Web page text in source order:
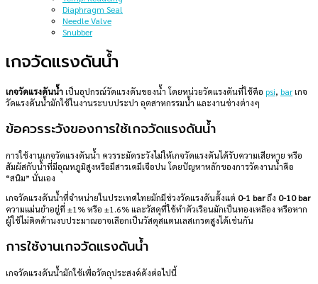
Diaphragm Seal
Needle Valve
Snubber
เกจวัดแรงดันน้ำ
เกจวัดแรงดันน้ำเป็นอุปกรณ์วัดแรงดันของน้ำ โดยหน่วยวัดแรงดันที่ใช้คือ psi, barเกจ
วัดแรงดันน้ำมักใช้ในงานระบบประปา อุตสาหกรรมน้ำ และงานช่างต่างๆ
ข้อควรระวังของการใช้เกจวัดแรงดันน้ำ
การใช้งานเกจวัดแรงดันน้ำ ควรระมัดระวังไม่ให้เกจวัดแรงดันได้รับความเสียหาย หรือ
สัมผัสกับน้ำที่มีอุณหภูมิสูงหรือมีสารเคมีเจือปน โดยปัญหาหลักของการวัดงานน้ำคือ
“สนิม” นั่นเอง
เกจวัดแรงดันน้ำที่จำหน่ายในประเทศไทยมักมีช่วงวัดแรงดันตั้งแต่ 0-1 barถึง 0-10 bar
ความแม่นยำอยู่ที่ ±1% หรือ ±1.6% และวัสดุที่ใช้ทำตัวเรือนมักเป็นทองเหลือง หรือหาก
ผู้ใช้ไม่ติดด้านงบประมาณอาจเลือกเป็นวัสดุสแตนเลสเกรดสูงได้เช่นกัน
การใช้งานเกจวัดแรงดันน้ำ
เกจวัดแรงดันน้ำมักใช้เพื่อวัตถุประสงค์ดังต่อไปนี้